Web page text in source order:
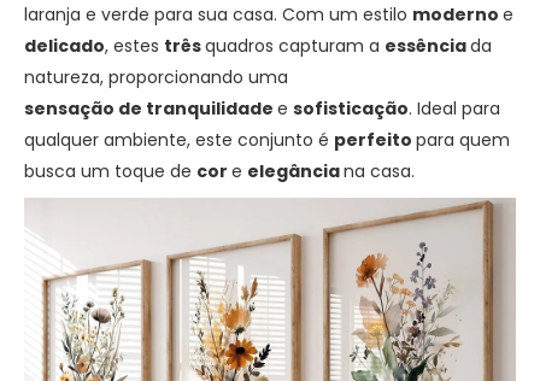
laranja e verde para sua casa. Com um estilo moderno e
delicado, estes trêsquadros capturam a essênciada
natureza, proporcionando uma
sensação de tranquilidade e sofisticação. Ideal para
qualquer ambiente, este conjunto é perfeito para quem
busca um toque de cor e elegânciana casa.